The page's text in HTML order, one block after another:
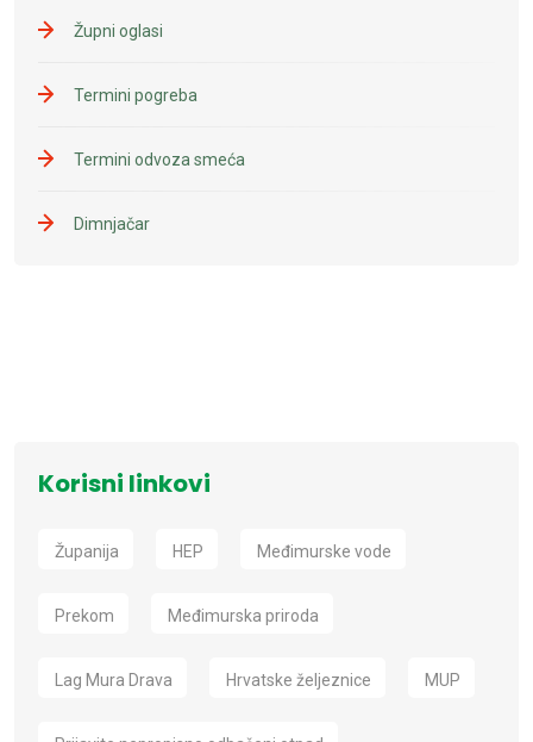
Župni oglasi
Termini pogreba
Termini odvoza smeća
Dimnjačar
Korisni linkovi
Županija HEP Međimurske vode
Prekom Međimurska priroda
Lag Mura Drava Hrvatske željeznice MUP